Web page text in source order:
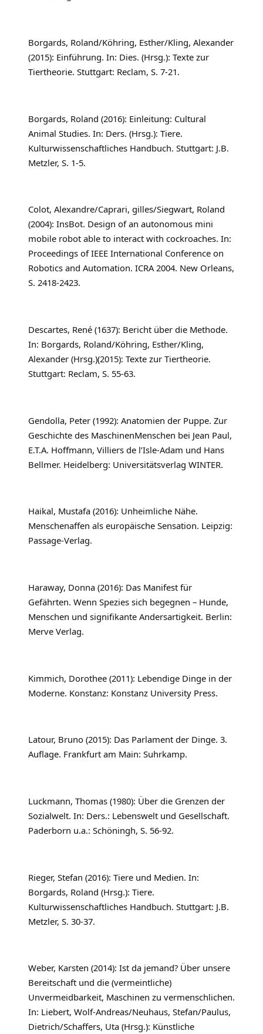
Borgards, Roland/Köhring, Esther/Kling, Alexander
(2015): Einführung. In: Dies. (Hrsg.): Texte zur
Tiertheorie. Stuttgart: Reclam, S. 7-21.
Borgards, Roland (2016): Einleitung: Cultural
Animal Studies. In: Ders. (Hrsg.): Tiere.
Kulturwissenschaftliches Handbuch. Stuttgart: J.B.
Metzler, S. 1-5.
Colot, Alexandre/Caprari, gilles/Siegwart, Roland
(2004): InsBot. Design of an autonomous mini
mobile robot able to interact with cockroaches. In:
Proceedings of IEEE International Conference on
Robotics and Automation. ICRA 2004. New Orleans,
S. 2418-2423.
Descartes, René (1637): Bericht über die Methode.
In: Borgards, Roland/Köhring, Esther/Kling,
Alexander (Hrsg.)(2015): Texte zur Tiertheorie.
Stuttgart: Reclam, S. 55-63.
Gendolla, Peter (1992): Anatomien der Puppe. Zur
Geschichte des MaschinenMenschen bei Jean Paul,
E.T.A. Hoffmann, Villiers de l’Isle-Adam und Hans
Bellmer. Heidelberg: Universitätsverlag WINTER.
Haikal, Mustafa (2016): Unheimliche Nähe.
Menschenaffen als europäische Sensation. Leipzig:
Passage-Verlag.
Haraway, Donna (2016): Das Manifest für
Gefährten. Wenn Spezies sich begegnen – Hunde,
Menschen und signifikante Andersartigkeit. Berlin:
Merve Verlag.
Kimmich, Dorothee (2011): Lebendige Dinge in der
Moderne. Konstanz: Konstanz University Press.
Latour, Bruno (2015): Das Parlament der Dinge. 3.
Auflage. Frankfurt am Main: Suhrkamp.
Luckmann, Thomas (1980): Über die Grenzen der
Sozialwelt. In: Ders.: Lebenswelt und Gesellschaft.
Paderborn u.a.: Schöningh, S. 56-92.
Rieger, Stefan (2016): Tiere und Medien. In:
Borgards, Roland (Hrsg.): Tiere.
Kulturwissenschaftliches Handbuch. Stuttgart: J.B.
Metzler, S. 30-37.
Weber, Karsten (2014): Ist da jemand? Über unsere
Bereitschaft und die (vermeintliche)
Unvermeidbarkeit, Maschinen zu vermenschlichen.
In: Liebert, Wolf-Andreas/Neuhaus, Stefan/Paulus,
Dietrich/Schaffers, Uta (Hrsg.): Künstliche